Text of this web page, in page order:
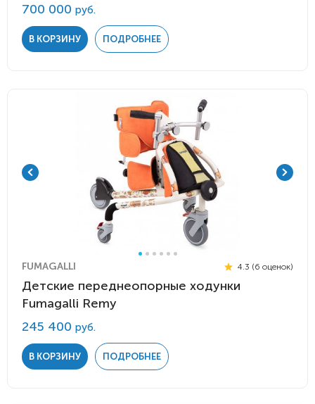
700 000 руб.
В КОРЗИНУ ПОДРОБНЕЕ
FUMAGALLI 4.3 (6 оценок)
Детские переднеопорные ходунки
Fumagalli Remy
245 400 руб.
В КОРЗИНУ ПОДРОБНЕЕ